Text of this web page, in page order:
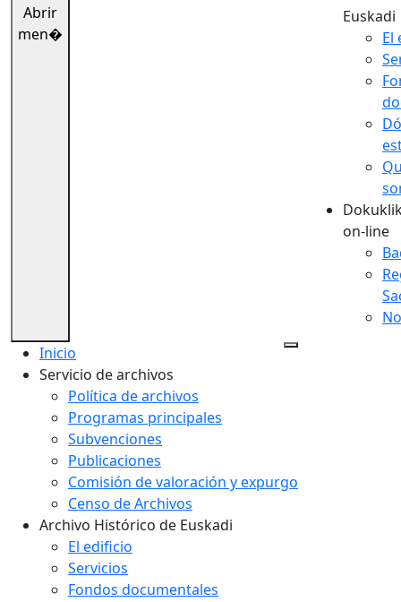
Abrir
men�
Euskadi
El
on-line
Inicio
Servicio de archivos
Política de archivos
Programas principales
Subvenciones
Publicaciones
Comisión de valoración y expurgo
Censo de Archivos
Archivo Histórico de Euskadi
El edificio
Servicios
Fondos documentales